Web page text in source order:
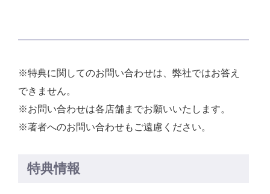
※特典に関してのお問い合わせは、弊社ではお答え
できません。
※お問い合わせは各店舗までお願いいたします。
※著者へのお問い合わせもご遠慮ください。
特典情報